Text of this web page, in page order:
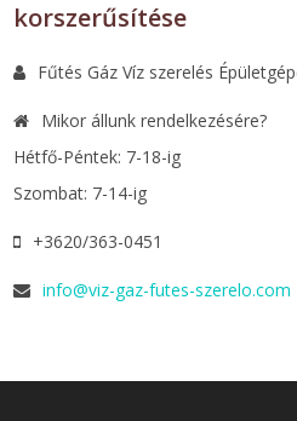
korszerűsítése
Fűtés Gáz Víz szerelés
Mikor állunk rendelkezésére?
Hétfő-Péntek: 7-18-ig
Szombat: 7-14-ig
+3620/363-0451
info@viz-gaz-futes-szerelo.com